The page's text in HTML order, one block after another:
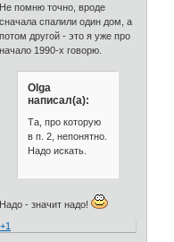
Не помню точно, вроде
сначала спалили один дом, а
потом другой - это я уже про
начало 1990-х говорю.
Olga
написал(а):
Та, про которую
в п. 2, непонятно.
Надо искать.
Надо - значит надо!
+1